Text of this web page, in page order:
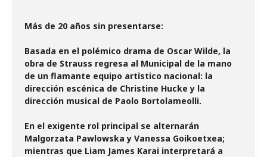
Más de 20 años sin presentarse:
Basada en el polémico drama de Oscar Wilde, la
obra de Strauss regresa al Municipal de la mano
de un flamante equipo artìstico nacional: la
dirección escénica de Christine Hucke y la
dirección musical de Paolo Bortolameolli.
En el exigente rol principal se alternarán
Malgorzata Pawlowska y Vanessa Goikoetxea;
mientras que Liam James Karai interpretará a